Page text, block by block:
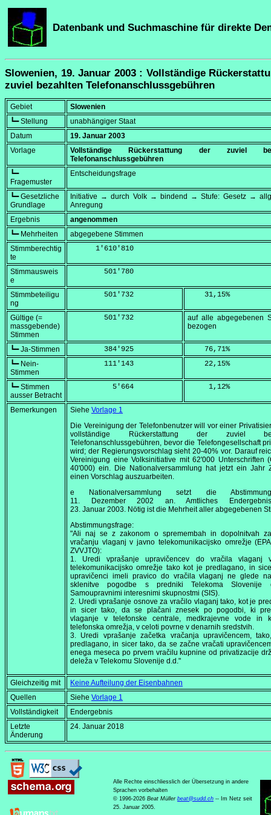
Datenbank und Suchmaschine für direkte
Slowenien, 19. Januar 2003 : Vollständige
zuviel bezahlten Telefonanschlussgebühren
Gebiet
Slowenien
┗━ Stellung
unabhängiger Staat
Datum
19. Januar 2003
Vorlage
Vollständige Rückerstattung der zuviel
Telefonanschlussgebühren
┗━
Fragemuster
Entscheidungsfrage
┗━ Gesetzliche
Grundlage
Initiative → durch Volk → bindend → Stufe: Gesetz →
Anregung
Ergebnis
angenommen
┗━ Mehrheiten
abgegebene Stimmen
Stimmberechtig
te
      1'610'810
Stimmausweis
e
        501'780
Stimmbeteiligu
ng
        501'732
    31,15
%
Gültige (=
massgebende)
Stimmen
        501'732
auf alle abgegebenen
bezogen
┗━ Ja-Stimmen
        384'925
    76,71
%
┗━ Nein-
Stimmen
        111'143
    22,15
%
┗━ Stimmen
ausser Betracht
          5'664
     1,12
%
Bemerkungen Siehe Vorlage 1
Die Vereinigung der Telefonbenutzer will vor einer
vollständige Rückerstattung der zuviel
Telefonanschlussgebühren, bevor die Telefongesellschaft
wird; der Regierungsvorschlag sieht 20-40% vor. Darauf
Vereinigung eine Volksinitiative mit 62'000 Unterschriften
40'000) ein. Die Nationalversammlung hat jetzt ein Jahr
einen Vorschlag auszuarbeiten.
e Nationalversammlung setzt die
11. Dezember 2002 an. Amtliches
23. Januar 2003. Nötig ist die Mehrheit aller abgegebenen
Abstimmungsfrage:
"Ali naj se z zakonom o spremembah in dopolnitvah
vračanju vlaganj v javno telekomunikacijsko omrežje
ZVVJTO):
1. Uredi vprašanje upravičencev do vračila vlaganj
telekomunikacijsko omrežje tako kot je predlagano, in
upravičenci imeli pravico do vračila vlaganj ne glede
sklenitve pogodbe s predniki Telekoma Slovenije
Samoupravnimi interesnimi skupnostmi (SIS).
2. Uredi vprašanje osnove za vračilo vlaganj tako, kot je
in sicer tako, da se plačani znesek po pogodbi, ki
vlaganje v telefonske centrale, medkrajevne vode in
telefonska omrežja, v celoti povrne v denarnih sredstvih.
3. Uredi vprašanje začetka vračanja upravičencem,
predlagano, in sicer tako, da se začne vračati
enega meseca po prvem vračilu kupnine od privatizacije
deleža v Telekomu Slovenije d.d."
Gleichzeitig mit
Keine Aufteilung der Eisenbahnen
Quellen
Siehe Vorlage 1
Vollständigkeit
Endergebnis
Letzte
Änderung
24. Januar 2018
Alle Rechte einschliesslich der Übersetzung in andere
Sprachen vorbehalten
© 1996-2026 Beat Müller beat@sudd.ch -- Im Netz seit
25. Januar 2005.